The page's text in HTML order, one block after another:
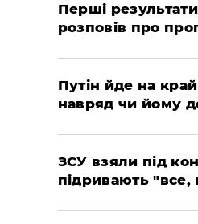
Перші
розповів про
Путін йде на
навряд чи йому
ЗСУ взяли під
підривають "все,